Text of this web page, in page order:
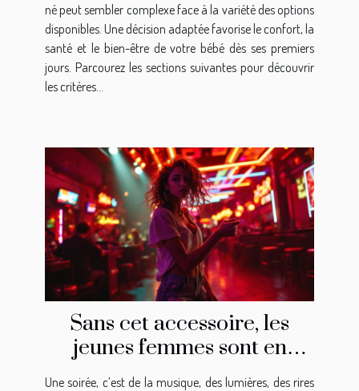
né peut sembler complexe face à la variété des options
disponibles. Une décision adaptée favorise le confort, la
santé et le bien-être de votre bébé dès ses premiers
jours. Parcourez les sections suivantes pour découvrir
les critères...
Sans cet accessoire, les
jeunes femmes sont en
danger !
Une soirée, c’est de la musique, des lumières, des rires